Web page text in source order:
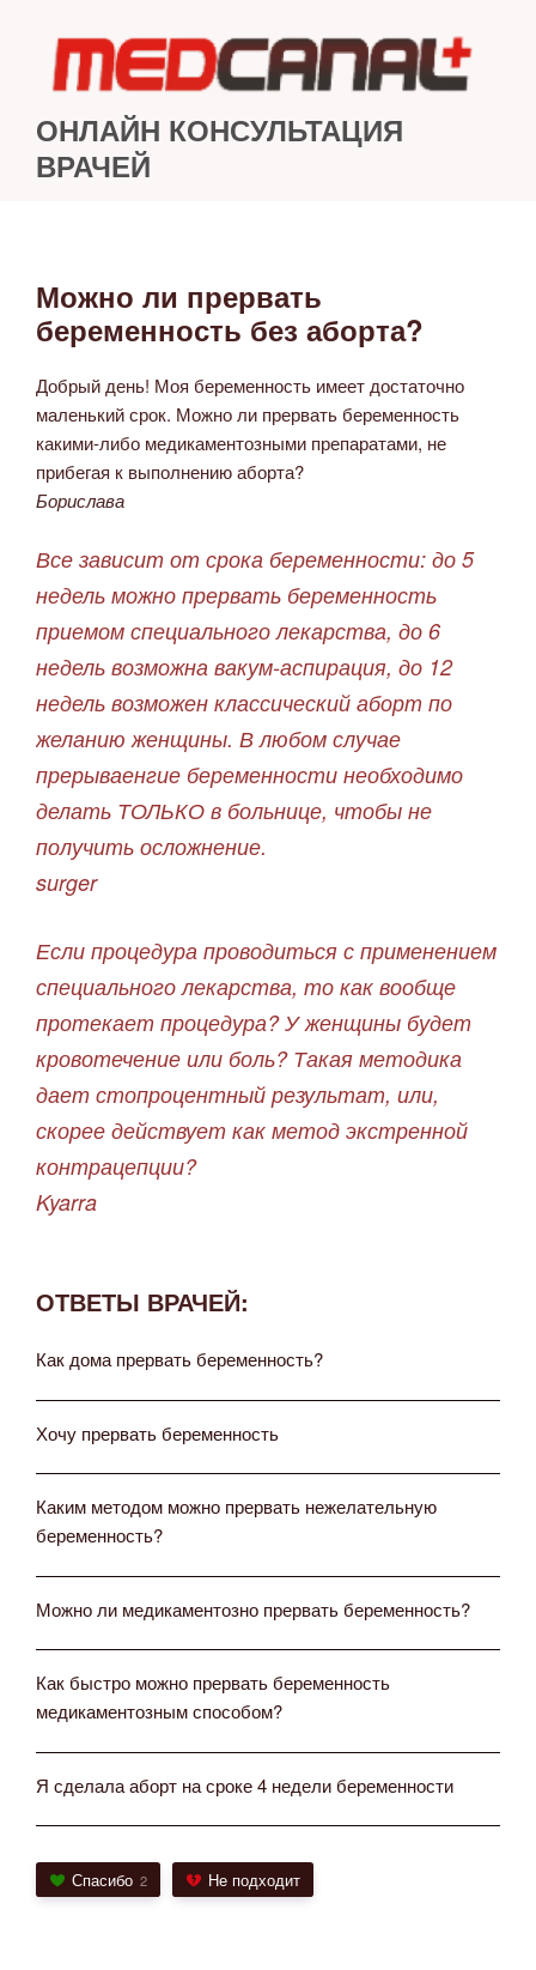
содержимому
ОНЛАЙН КОНСУЛЬТАЦИЯ
ВРАЧЕЙ
ОПУБЛИКОВАНО
Можно ли прервать
беременность без аборта?
Добрый день! Моя беременность имеет достаточно
маленький срок. Можно ли прервать беременность
какими-либо медикаментозными препаратами, не
прибегая к выполнению аборта?
Борислава
Все зависит от срока беременности: до 5
недель можно прервать беременность
приемом специального лекарства, до 6
недель возможна вакум-аспирация, до 12
недель возможен классический аборт по
желанию женщины. В любом случае
прерываенгие беременности необходимо
делать ТОЛЬКО в больнице, чтобы не
получить осложнение.
surger
Если процедура проводиться с применением
специального лекарства, то как вообще
протекает процедура? У женщины будет
кровотечение или боль? Такая методика
дает стопроцентный результат, или,
скорее действует как метод экстренной
контрацепции?
Kyarra
ОТВЕТЫ ВРАЧЕЙ:
Как дома прервать беременность?
Хочу прервать беременность
Каким методом можно прервать нежелательную
беременность?
Можно ли медикаментозно прервать беременность?
Как быстро можно прервать беременность
медикаментозным способом?
Я сделала аборт на сроке 4 недели беременности
Спасибо 2 Не подходит